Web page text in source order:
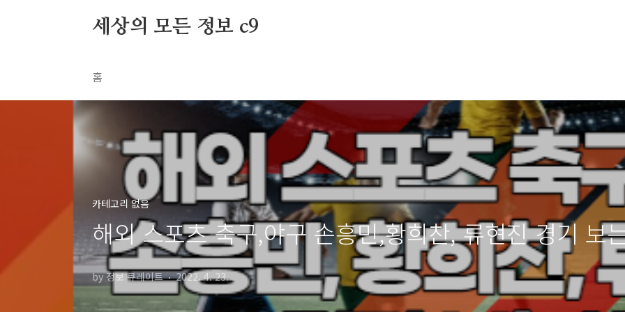
세상의 모든 정보 c9
홈
카테고리 없음
해외 스포츠 축구,야구 손흥민,황희찬, 류현진 경기 보
by 정보 큐레이트 2022. 4. 23.